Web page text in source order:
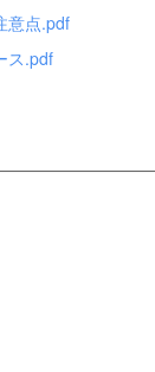
意点.pdf
ス.pdf